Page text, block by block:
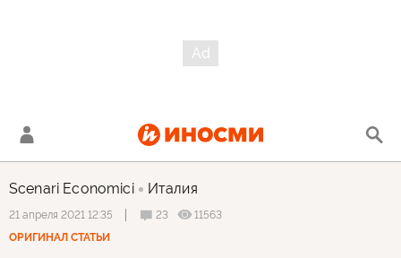
Scenari Economici Италия
21 апреля 2021 12:35 23
11563
ОРИГИНАЛ СТАТЬИ